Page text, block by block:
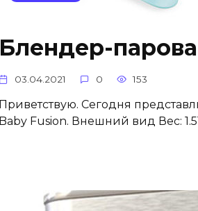
Блендер-
03.04.2021 0 153
Приветствую. Сегодня
Baby Fusion. Внешний вид Вес: